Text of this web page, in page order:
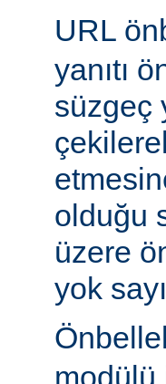
URL
yanıtı
süzgeç
olduğu
üzere
yok
modülü